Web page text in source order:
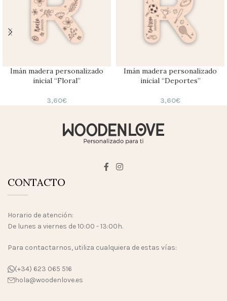
Imán madera personalizado
inicial “Floral”
3,60€
Imán madera personalizado
inicial “Deportes”
3,60€
CONTACTO
Horario de atención:
De lunes a viernes de 10:00 - 13:00h.
Para contactarnos, utiliza cualquiera de estas vías:
(+34) 623 065 516
hola@woodenlove.es